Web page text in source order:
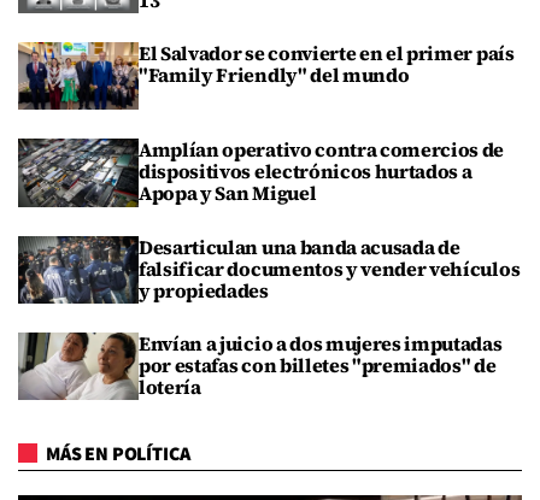
El Salvador se convierte en el primer país
"Family Friendly" del mundo
Amplían operativo contra comercios de
dispositivos electrónicos hurtados a
Apopa y San Miguel
Desarticulan una banda acusada de
falsificar documentos y vender vehículos
y propiedades
Envían a juicio a dos mujeres imputadas
por estafas con billetes "premiados" de
lotería
MÁS EN POLÍTICA